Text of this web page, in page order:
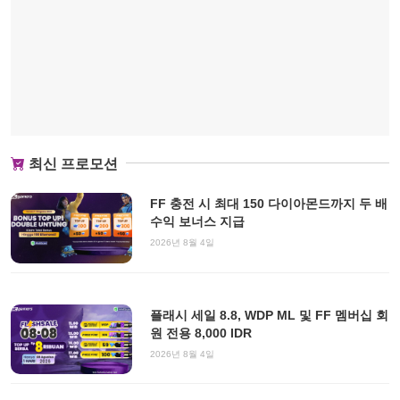
최신 프로모션
FF 충전 시 최대 150 다이아몬드까지 두 배
수익 보너스 지급
2026년 8월 4일
플래시 세일 8.8, WDP ML 및 FF 멤버십 회
원 전용 8,000 IDR
2026년 8월 4일